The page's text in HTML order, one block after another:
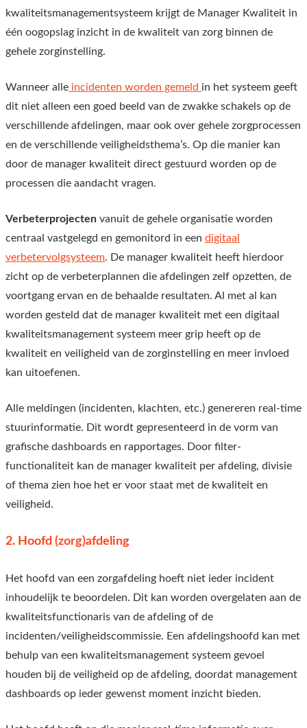
kwaliteitsmanagementsysteem krijgt de Manager Kwaliteit in
één oogopslag inzicht in de kwaliteit van zorg binnen de
gehele zorginstelling.
Wanneer alle incidenten worden gemeld in het systeem geeft
dit niet alleen een goed beeld van de zwakke schakels op de
verschillende afdelingen, maar ook over gehele zorgprocessen
en de verschillende veiligheidsthema’s. Op die manier kan
door de manager kwaliteit direct gestuurd worden op de
processen die aandacht vragen.
Verbeterprojecten vanuit de gehele organisatie worden
centraal vastgelegd en gemonitord in een digitaal
verbetervolgsysteem. De manager kwaliteit heeft hierdoor
zicht op de verbeterplannen die afdelingen zelf opzetten, de
voortgang ervan en de behaalde resultaten. Al met al kan
worden gesteld dat de manager kwaliteit met een digitaal
kwaliteitsmanagement systeem meer grip heeft op de
kwaliteit en veiligheid van de zorginstelling en meer invloed
kan uitoefenen.
Alle meldingen (incidenten, klachten, etc.) genereren real-time
stuurinformatie. Dit wordt gepresenteerd in de vorm van
grafische dashboards en rapportages. Door filter-
functionaliteit kan de manager kwaliteit per afdeling, divisie
of thema zien hoe het er voor staat met de kwaliteit en
veiligheid.
2. Hoofd (zorg)afdeling
Het hoofd van een zorgafdeling hoeft niet ieder incident
inhoudelijk te beoordelen. Dit kan worden overgelaten aan de
kwaliteitsfunctionaris van de afdeling of de
incidenten/veiligheidscommissie. Een afdelingshoofd kan met
behulp van een kwaliteitsmanagement systeem gevoel
houden bij de veiligheid op de afdeling, doordat management
dashboards op ieder gewenst moment inzicht bieden.